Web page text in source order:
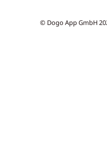
© Dogo App GmbH